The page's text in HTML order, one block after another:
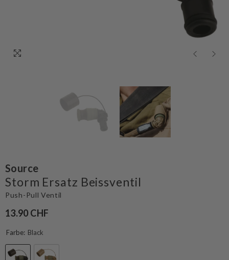
Source
Storm Ersatz Beissventil
Push-Pull Ventil
13.90 CHF
Farbe: Black